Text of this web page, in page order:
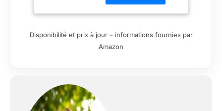
garantissent une
Disponibilité et prix à jour – informations fournies par
Amazon